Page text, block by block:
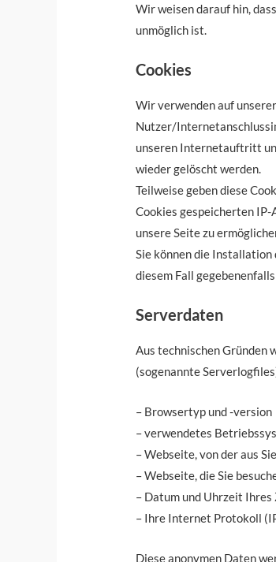
Wir weisen darauf hin,
unmöglich ist.
Cookies
Wir verwenden auf
Nutzer/
unseren Internetauftritt
wieder gelöscht werden.
Teilweise geben diese
Cookies gespeicherten
unsere Seite zu
Sie können die Installation
diesem Fall
Serverdaten
Aus technischen Gründen
(sogenannte
– Browsertyp und -version
– verwendetes
– Webseite, von der aus
– Webseite, die Sie
– Datum und Uhrzeit Ihres
– Ihre Internet Protokoll
Diese anonymen Daten